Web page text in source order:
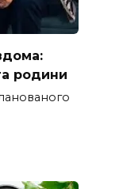
родини